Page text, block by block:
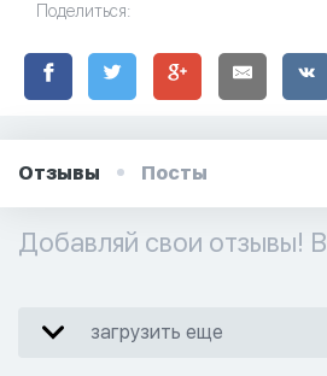
Поделиться:
Отзывы Посты
Добавляй свои отзывы! В
загрузить еще